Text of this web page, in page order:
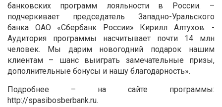
банковских программ лояльности в России. –
подчеркивает председатель Западно-Уральского
банка ОАО «Сбербанк России» Кирилл Алтухов. -
Аудитория программы насчитывает почти 14 млн
человек. Мы дарим новогодний подарок нашим
клиентам – шанс выиграть замечательные призы,
дополнительные бонусы и нашу благодарность».
Подробнее – на сайте программы:
http://spasibosberbank.ru.